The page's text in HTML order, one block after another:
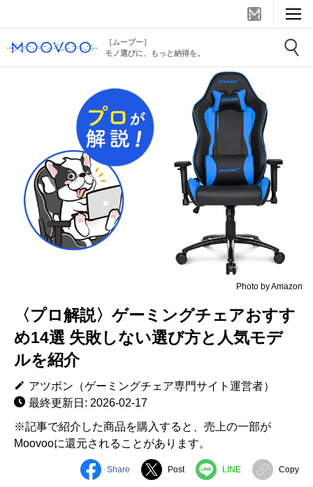
［ムーブー］
モノ選びに、もっと納得を。
Photo by Amazon
〈プロ解説〉ゲーミングチェアおすす
め14選 失敗しない選び方と人気モデ
ルを紹介
アツポン（ゲーミングチェア専門サイト運営者）
最終更新日: 2026-02-17
※記事で紹介した商品を購入すると、売上の一部が
Moovooに還元されることがあります。
Share Post LINE Copy